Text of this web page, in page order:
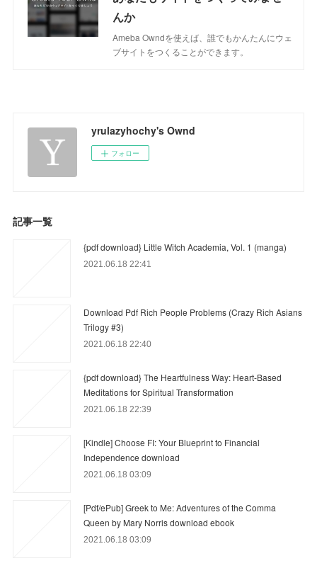
んか
Ameba Owndを使えば、誰でもかんたんにウェ
ブサイトをつくることができます。
yrulazyhochy's Ownd
フォロー
記事一覧
{pdf download} Little Witch Academia, Vol. 1 (manga)
2021.06.18 22:41
Download Pdf Rich People Problems (Crazy Rich Asians
Trilogy #3)
2021.06.18 22:40
{pdf download} The Heartfulness Way: Heart-Based
Meditations for Spiritual Transformation
2021.06.18 22:39
[Kindle] Choose FI: Your Blueprint to Financial
Independence download
2021.06.18 03:09
[Pdf/ePub] Greek to Me: Adventures of the Comma
Queen by Mary Norris download ebook
2021.06.18 03:09